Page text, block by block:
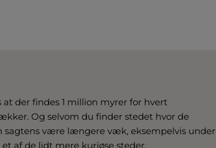
der findes 1 million myrer for hvert
Og selvom du finder stedet hvor de
sagtens være længere væk, eksempelvis under
af de lidt mere kuriøse steder.